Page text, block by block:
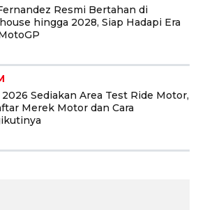
Resmi Bertahan di
hingga 2028, Siap Hadapi Era
2026 Sediakan Area Test Ride Motor,
Merek Motor dan Cara